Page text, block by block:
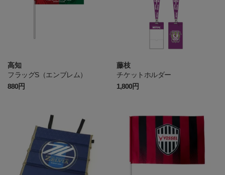
高知
フラッグS（エンブレム）
880円
藤枝
チケットホルダー
1,800円